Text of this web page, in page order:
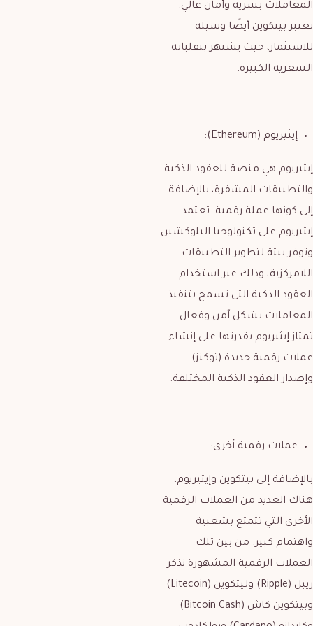
المعاملات بسرية وأمان عالي.
تعتبر بيتكوين أيضًا وسيلة
للاستثمار، حيث يشتهر بتقلباته
السعرية الكبيرة.
إيثيريوم (Ethereum):
إيثيريوم هي منصة للعقود الذكية
والتطبيقات المشفرة، بالإضافة
إلى كونها عملة رقمية. تعتمد
إيثيريوم على تكنولوجيا البلوكشين
وتوفر بيئة لتطوير التطبيقات
اللامركزية، وذلك عبر استخدام
العقود الذكية التي تسمح بتنفيذ
المعاملات بشكل آمن وفعال.
تمتاز إيثيريوم بقدرتها على إنشاء
عملات رقمية جديدة (توكنز)
وإصدار العقود الذكية المختلفة.
عملات رقمية أخرى:
بالإضافة إلى بيتكوين وإيثيريوم،
هناك العديد من العملات الرقمية
الأخرى التي تتمتع بشعبية
واهتمام كبير. من بين تلك
العملات الرقمية المشهورة نذكر
ريبل (Ripple) وليتكوين (Litecoin)
وبيتكوين كاش (Bitcoin Cash)